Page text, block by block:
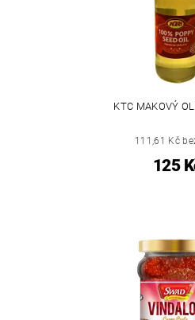
KTC MAKOVÝ
111,61 Kč
125